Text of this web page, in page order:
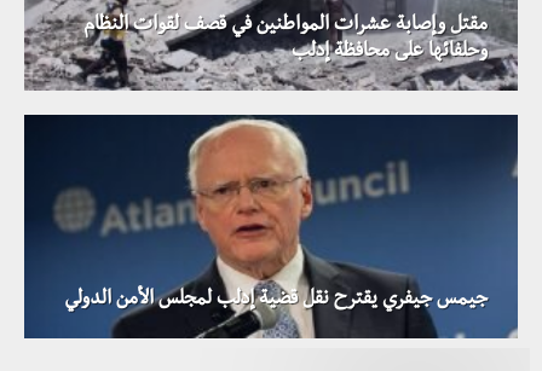
مقتل وإصابة عشرات المواطنين في قصف لقوات النظام
وحلفائها على محافظة إدلب
جيمس جيفري يقترح نقل قضية إدلب لمجلس الأمن الدولي